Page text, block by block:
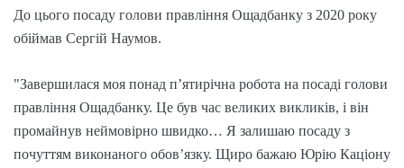
До цього посаду голови правління Ощадбанку з 2020 року
обіймав Сергій Наумов.
"Завершилася моя понад п’ятирічна робота на посаді голови
правління Ощадбанку. Це був час великих викликів, і він
промайнув неймовірно швидко… Я залишаю посаду з
почуттям виконаного обов’язку. Щиро бажаю Юрію Каціону